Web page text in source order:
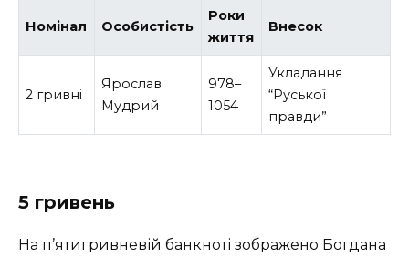
Номінал Особистість
Роки
життя
Внесок
2 гривні
Ярослав
Мудрий
978–
1054
Укладання
“Руської
правди”
5 гривень
На п’ятигривневій банкноті зображено Богдана